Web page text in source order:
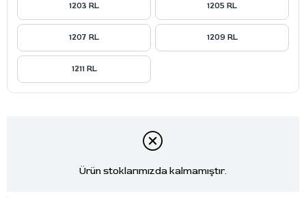
1203 RL 1205 RL
1207 RL 1209 RL
1211 RL
Ürün stoklarımızda kalmamıştır.